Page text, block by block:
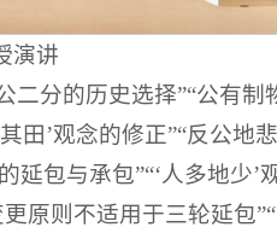
二分的历史选择”“公有制
田’观念的修正”“反公地
延包与承包”“‘人多地少’
原则不适用于三轮延包